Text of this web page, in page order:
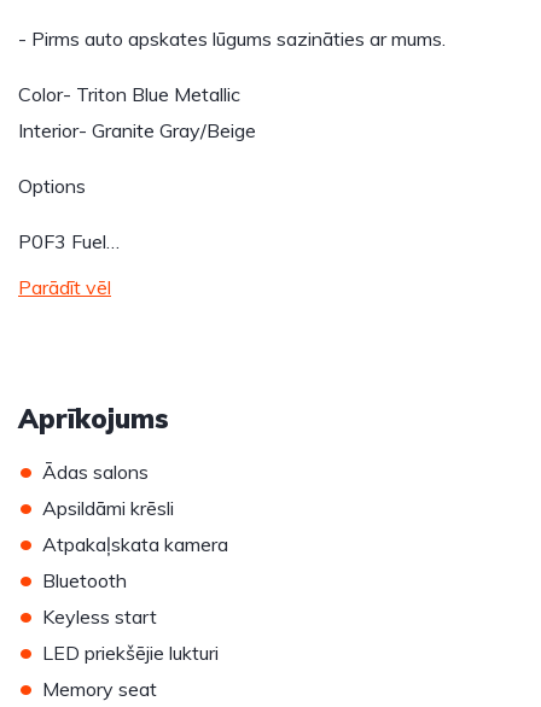
- Pirms auto apskates lūgums sazināties ar mums.
Color- Triton Blue Metallic
Interior- Granite Gray/Beige
Options
P0F3 Fuel…
Parādīt vēl
Aprīkojums
• Ādas salons
• Apsildāmi krēsli
• Atpakaļskata kamera
• Bluetooth
• Keyless start
• LED priekšējie lukturi
• Memory seat